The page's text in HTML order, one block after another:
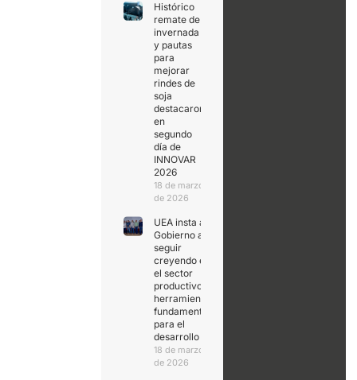
Histórico
remate de
invernada
y pautas
para
mejorar
rindes de
soja
destacaron
en
segundo
día de
INNOVAR
2026
18 de marzo
de 2026
UEA insta al
Gobierno a
seguir
creyendo en
el sector
productivo,
herramienta
fundamental
para el
desarrollo
18 de marzo
de 2026